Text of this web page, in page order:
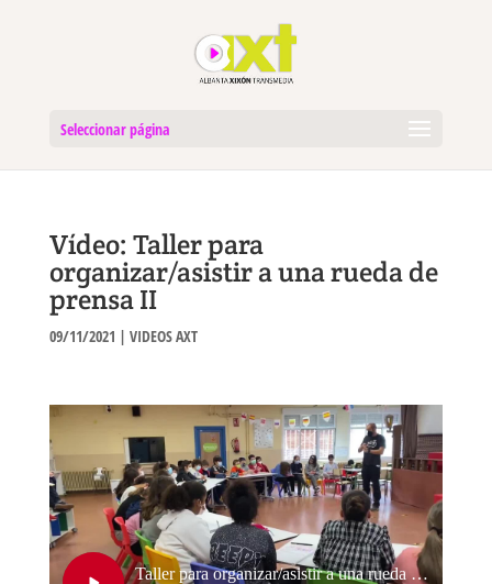
Seleccionar página
Vídeo: Taller para
organizar/asistir a una rueda de
prensa II
09/11/2021 | VIDEOS AXT